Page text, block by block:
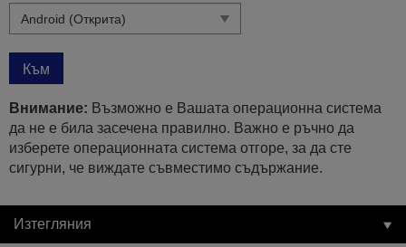
Към
Внимание: Възможно е Вашата операционна система
да не е била засечена правилно. Важно е ръчно да
изберете операционната система отгоре, за да сте
сигурни, че виждате съвместимо съдържание.
Изтегляния